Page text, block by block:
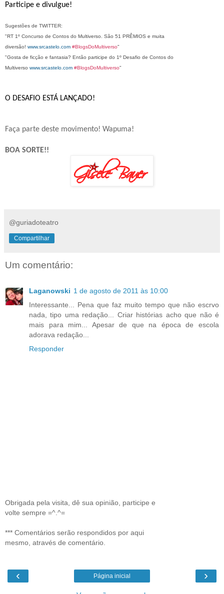
Participe e divulgue!
Sugestões de TWITTER:
"RT 1º Concurso de Contos do Multiverso. São 51 PRÊMIOS e muita
diversão! www.srcastelo.com #BlogsDoMultiverso"
"Gosta de ficção e fantasia? Então participe do 1º Desafio de Contos do
Multiverso www.srcastelo.com #BlogsDoMultiverso"
O DESAFIO ESTÁ LANÇADO!
Faça parte deste movimento! Wapuma!
BOA SORTE!!
@guriadoteatro
Compartilhar
Um comentário:
Laganowski 1 de agosto de 2011 às 10:00
Interessante... Pena que faz muito tempo que não escrvo
nada, tipo uma redação... Criar histórias acho que não é
mais para mim... Apesar de que na época de escola
adorava redação...
Responder
Obrigada pela visita, dê sua opinião, participe e
volte sempre =^.^=
*** Comentários serão respondidos por aqui
mesmo, através de comentário.
‹ ›
Página inicial